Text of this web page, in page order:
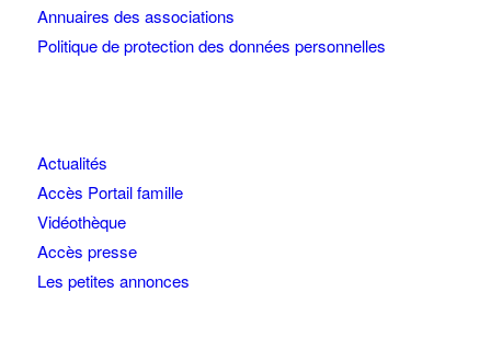
Annuaires des associations
Politique de protection des données personnelles
Actualités
Accès Portail famille
Vidéothèque
Accès presse
Les petites annonces